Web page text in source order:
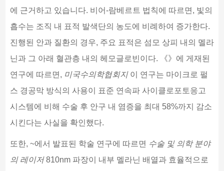
에 근거하고 있습니다. 비어-람베르트 법칙에 따르면, 빛의
흡수는 조직 내 표적 발색단의 농도에 비례하여 증가한다.
진행된 안과 질환의 경우, 주요 표적은 섬모 상피 내의 멜라
닌과 그 아래 혈관층 내의 헤모글로빈이다. 《》에 게재된
연구에 따르면, 미국수의학협회지이 연구는 마이크로 펄
스 경공막 방식의 사용이 표준 연속파 사이클로포토응고
시스템에 비해 수술 후 안구 내 염증을 최대 58%까지 감소
시킨다는 사실을 확인했다.
또한, ~에서 발표된 학술 연구에 따르면 수술 및 의학 분야
의 레이저810nm 파장이 내부 멜라닌 배열과 효율적으로